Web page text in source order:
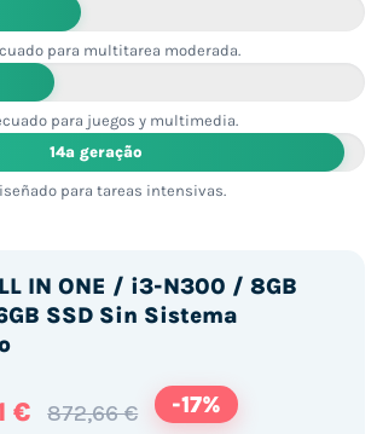
para multitarea moderada.
para juegos y multimedia.
14ª geração
para tareas intensivas.
IN ONE / i3-N300 / 8GB
SSD Sin Sistema
€ 872,66 € -17%